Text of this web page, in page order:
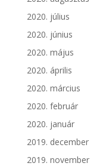
2020. július
2020. június
2020. május
2020. április
2020. március
2020. február
2020. január
2019. december
2019. november